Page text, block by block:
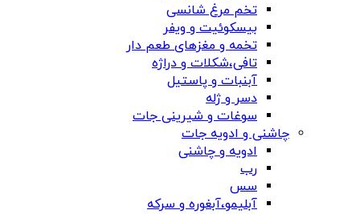
تخم مرغ شانسی
بیسکوئیت و ویفر
تخمه و مغزهای طعم دار
تافی،شکلات و دراژه
آبنبات و پاستیل
دسر و ژله
سوغات و شیرینی جات
چاشنی و ادویه جات
ادویه و چاشنی
رب
سس
آبلیمو،آبغوره و سرکه